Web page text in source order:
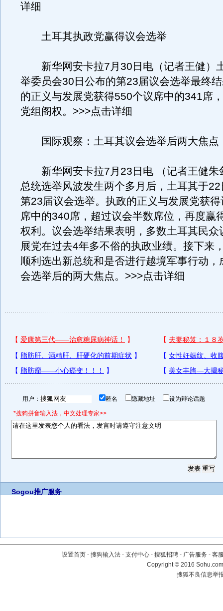
详细
土耳其执政党赢得议会选举
新华网安卡拉7月30日电（记者王健）
举委员会30日公布的第23届议会选举最终
的正义与发展党获得550个议席中的341席
党组阁权。>>>点击详细
国际观察：土耳其议会选举后两大焦点
新华网安卡拉7月23日电 （记者王健朱
总统选举风波发生两个多月后，土耳其于
第23届议会选举。执政的正义与发展党获
席中的340席，超过议会半数席位，再度赢
权利。议会选举结果表明，多数土耳其民众
展党在过去4年多不俗的执政业绩。接下来
顺利选出新总统和是否进行越境军事行动，
会选举后的两大焦点。>>>点击详细
用户： 匿名 隐藏地址 设为辩论话题
*搜狗拼音输入法，中文处理专家>>
Sogou推广服务
设置首页 - 搜狗输入法 - 支付中心 - 搜狐招聘 - 广告服务 - 客
Copyright©2016
搜狐不良信息举